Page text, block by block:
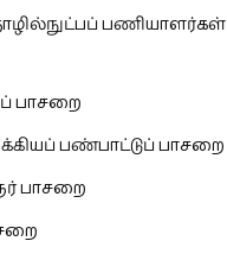
பணியாளர்கள்
பாசறை
பண்பாட்டுப் பாசறை
பாசறை